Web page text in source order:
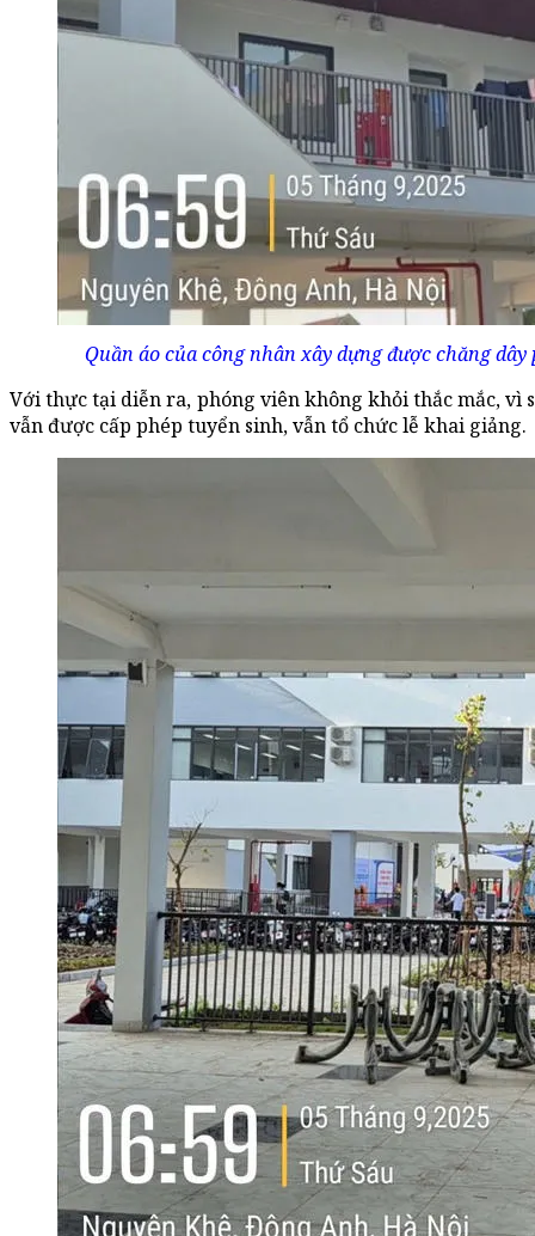
Quần áo của công nhân xây dựng được chăng
Với thực tại diễn ra, phóng viên không khỏi thắc mắc, vì
vẫn được cấp phép tuyển sinh, vẫn tổ chức lễ khai giảng.